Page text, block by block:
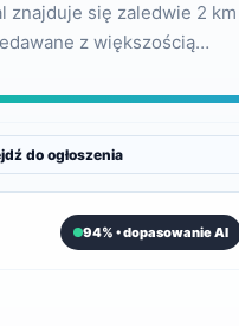
się zaledwie 2
z większością…
do ogłoszenia
94% • dopasowanie AI